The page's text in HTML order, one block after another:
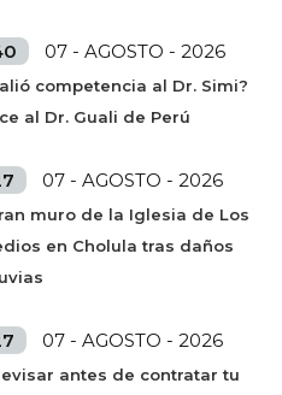
07 - AGOSTO - 2026
competencia al Dr. Simi?
al Dr. Guali de Perú
07 - AGOSTO - 2026
muro de la Iglesia de Los
en Cholula tras daños
07 - AGOSTO - 2026
antes de contratar tu